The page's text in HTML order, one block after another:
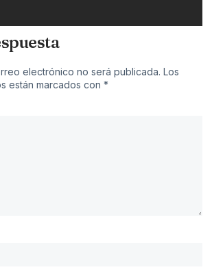
electrónico no será publicada. Los
están marcados con *